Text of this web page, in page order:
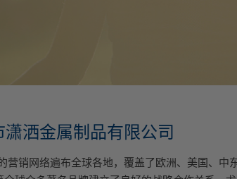
潇洒金属制品有限公司
营销网络遍布全球各地，覆盖了欧洲、美国、中